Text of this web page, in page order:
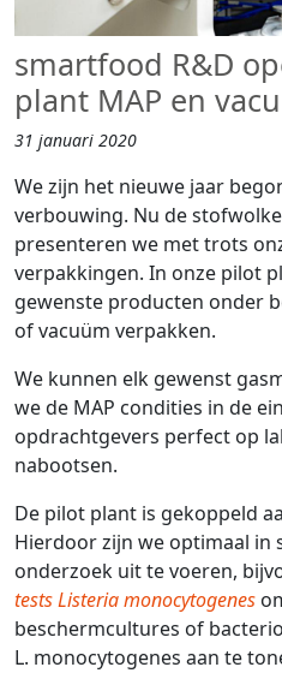
smartfood R&D
plant MAP en
31 januari 2020
We zijn het nieuwe jaar
verbouwing. Nu de
presenteren we met trots
verpakkingen. In onze pilot
gewenste producten onder
of vacuüm verpakken.
We kunnen elk gewenst
we de MAP condities in de
opdrachtgevers perfect op
nabootsen.
De pilot plant is gekoppeld
Hierdoor zijn we optimaal in
onderzoek uit te voeren,
tests Listeria monocytogenes
beschermcultures of
L. monocytogenes aan te